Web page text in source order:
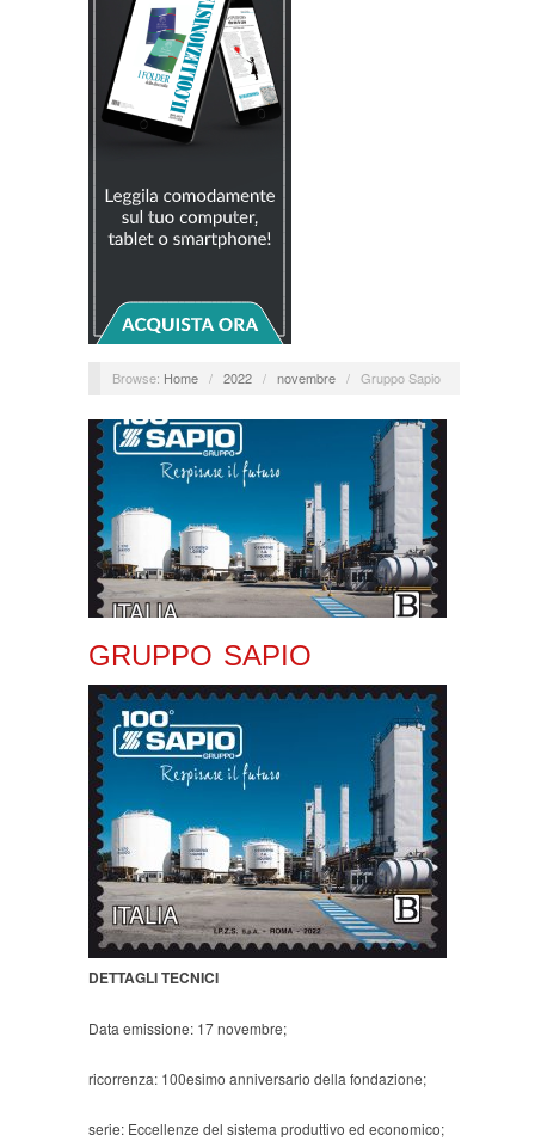
Browse: Home / 2022 / novembre / Gruppo Sapio
GRUPPO SAPIO
DETTAGLI TECNICI
Data emissione: 17 novembre;
ricorrenza: 100esimo anniversario della fondazione;
serie: Eccellenze del sistema produttivo ed economico;